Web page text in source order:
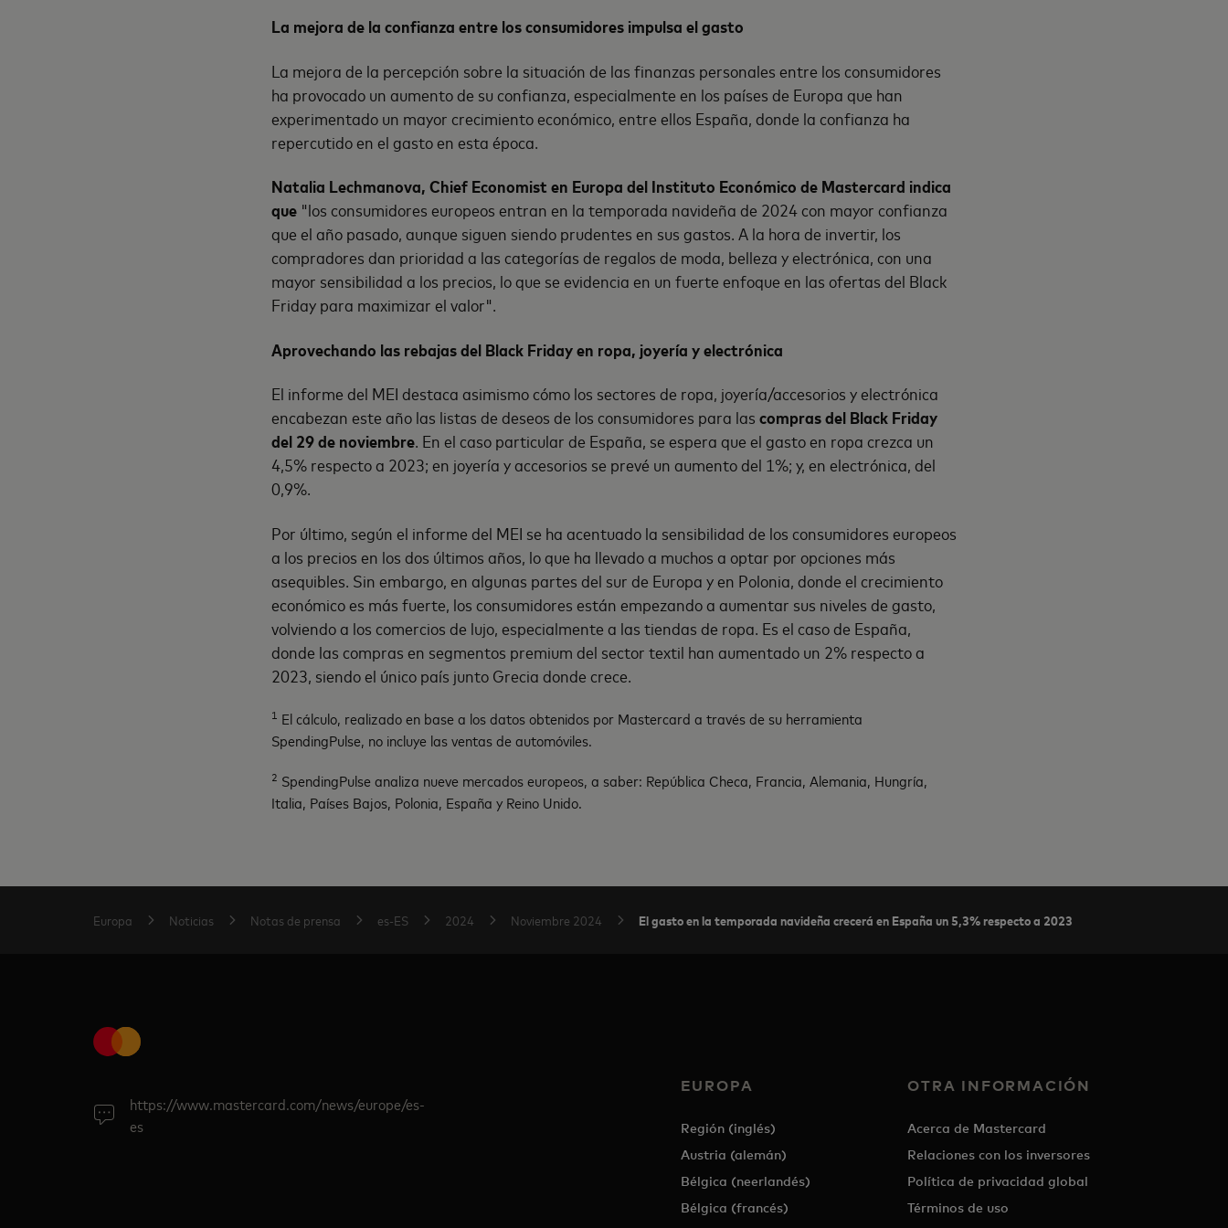
La mejora de la confianza entre los consumidores impulsa el gasto
La mejora de la percepción sobre la situación de las finanzas personales entre los consumidores
ha provocado un aumento de su confianza, especialmente en los países de Europa que han
experimentado un mayor crecimiento económico, entre ellos España, donde la confianza ha
repercutido en el gasto en esta época.
Natalia Lechmanova, Chief Economist en Europa del Instituto Económico de Mastercard indica
que "los consumidores europeos entran en la temporada navideña de 2024 con mayor confianza
que el año pasado, aunque siguen siendo prudentes en sus gastos. A la hora de invertir, los
compradores dan prioridad a las categorías de regalos de moda, belleza y electrónica, con una
mayor sensibilidad a los precios, lo que se evidencia en un fuerte enfoque en las ofertas del Black
Friday para maximizar el valor".
Aprovechando las rebajas del Black Friday en ropa, joyería y electrónica
El informe del MEI destaca asimismo cómo los sectores de ropa, joyería/accesorios y electrónica
encabezan este año las listas de deseos de los consumidores para las compras del Black Friday
del 29 de noviembre. En el caso particular de España, se espera que el gasto en ropa crezca un
4,5% respecto a 2023; en joyería y accesorios se prevé un aumento del 1%; y, en electrónica, del
0,9%.
Por último, según el informe del MEI se ha acentuado la sensibilidad de los consumidores europeos
a los precios en los dos últimos años, lo que ha llevado a muchos a optar por opciones más
asequibles. Sin embargo, en algunas partes del sur de Europa y en Polonia, donde el crecimiento
económico es más fuerte, los consumidores están empezando a aumentar sus niveles de gasto,
volviendo a los comercios de lujo, especialmente a las tiendas de ropa. Es el caso de España,
donde las compras en segmentos premium del sector textil han aumentado un 2% respecto a
2023, siendo el único país junto Grecia donde crece.
1 El cálculo, realizado en base a los datos obtenidos por Mastercard a través de su herramienta
SpendingPulse, no incluye las ventas de automóviles.
2 SpendingPulse analiza nueve mercados europeos, a saber: República Checa, Francia, Alemania, Hungría,
Italia, Países Bajos, Polonia, España y Reino Unido.
Europa Noticias Notas de prensa es-ES 2024 Noviembre 2024 El gasto en la temporada navideña crecerá en España un 5,3% respecto a 2023
https://www.mastercard.com/news/europe/es-
es
EUROPA
Región (inglés)
Austria (alemán)
Bélgica (neerlandés)
Bélgica (francés)
OTRA INFORMACIÓN
Acerca de Mastercard
Relaciones con los inversores
Política de privacidad global
Términos de uso